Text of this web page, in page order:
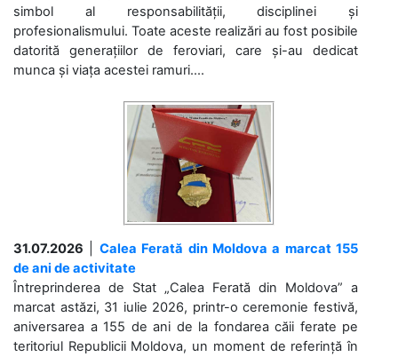
simbol al responsabilității, disciplinei și
profesionalismului. Toate aceste realizări au fost posibile
datorită generațiilor de feroviari, care și-au dedicat
munca și viața acestei ramuri....
31.07.2026
Calea Ferată din Moldova a marcat 155
de ani de activitate
Întreprinderea de Stat „Calea Ferată din Moldova” a
marcat astăzi, 31 iulie 2026, printr-o ceremonie festivă,
aniversarea a 155 de ani de la fondarea căii ferate pe
teritoriul Republicii Moldova, un moment de referință în